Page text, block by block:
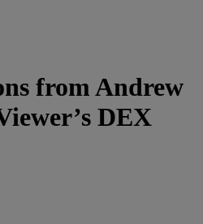
from Andrew
DEX